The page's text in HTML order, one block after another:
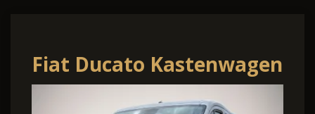
Fiat Ducato Kastenwagen
30 L2H1 120 Multijet AHK,